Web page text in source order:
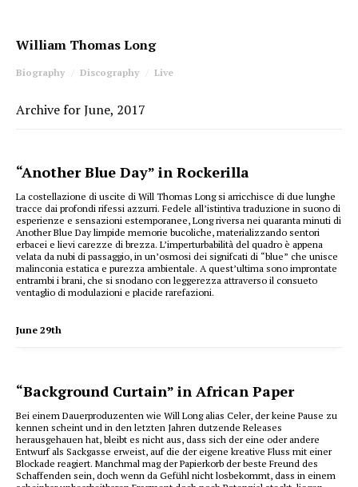
William Thomas Long
Biography Discography Live
Archive for June, 2017
“Another Blue Day” in Rockerilla
La costellazione di uscite di Will Thomas Long si arricchisce di due lunghe
tracce dai profondi rifessi azzurri. Fedele all’istintiva traduzione in suono di
esperienze e sensazioni estemporanee, Long riversa nei quaranta minuti di
Another Blue Day limpide memorie bucoliche, materializzando sentori
erbacei e lievi carezze di brezza. L’imperturbabilità del quadro è appena
velata da nubi di passaggio, in un’osmosi dei signifcati di “blue” che unisce
malinconia estatica e purezza ambientale. A quest’ultima sono improntate
entrambi i brani, che si snodano con leggerezza attraverso il consueto
ventaglio di modulazioni e placide rarefazioni.
June 29th
“Background Curtain” in African Paper
Bei einem Dauerproduzenten wie Will Long alias Celer, der keine Pause zu
kennen scheint und in den letzten Jahren dutzende Releases
herausgehauen hat, bleibt es nicht aus, dass sich der eine oder andere
Entwurf als Sackgasse erweist, auf die der eigene kreative Fluss mit einer
Blockade reagiert. Manchmal mag der Papierkorb der beste Freund des
Schaffenden sein, doch wenn da Gefühl nicht losbekommt, dass in einem